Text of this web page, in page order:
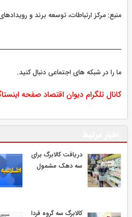
منبع: مرکز ارتباطات، توسعه برند و
ما را در شبکه های اجتماعی دنبال کنید.
کانال تلگرام دیوان اقتصاد صفحه
دریافت کالابرگ برای
سه دهک مشمول
کالابرگ سه گروه فردا